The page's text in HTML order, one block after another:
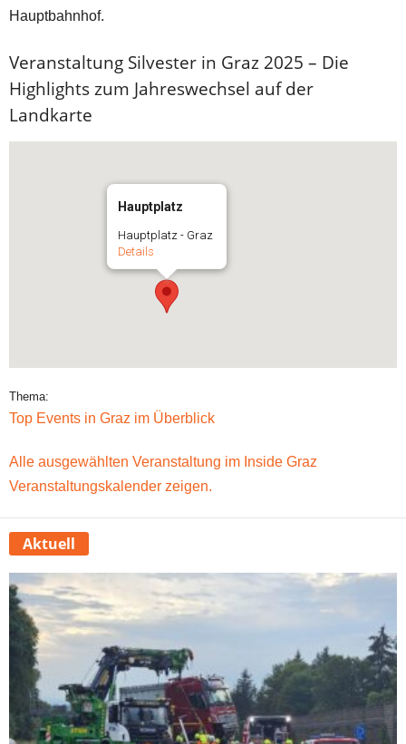
Hauptbahnhof.
Veranstaltung Silvester in Graz 2025 – Die
Highlights zum Jahreswechsel auf der
Landkarte
Hauptplatz
Hauptplatz - Graz
Details
Thema:
Top Events in Graz im Überblick
Alle ausgewählten Veranstaltung im Inside Graz
Veranstaltungskalender zeigen.
Aktuell